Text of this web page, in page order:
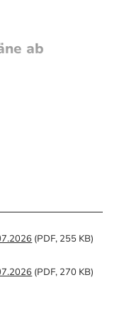
ab
DORLI
zur
(PDF, 255 KB)
(PDF, 270 KB)